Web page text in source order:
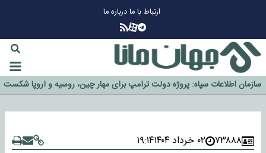
ارتباط با مادرباره ما
گزینه جدایی اوسمار روی میز مدیران پرسپولیس
آیا رئیس جمهور آمریکا قانون را دور می‌زند؟
اخراج رسمی چهره نامدار از پرسپولیس
سازمان اطلاعات سپاه: پروژه دولت ترامپ برای مهار چین، روسیه و اروپا شکست
خورد
۷۳۸۸۸ ۰۲ خرداد ۱۴۰۴
۱۹:۱۴